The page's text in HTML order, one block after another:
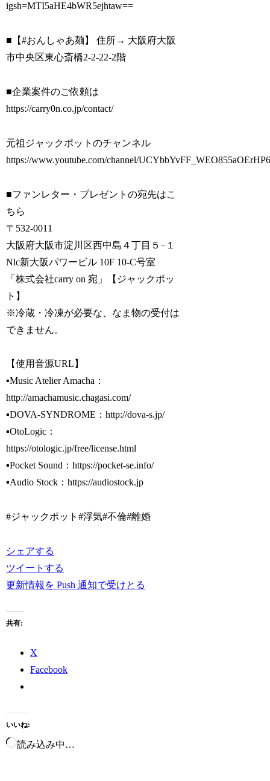
igsh=MTI5aHE4bWR5ejhtaw==
■【#おんしゃあ麺】 住所→ 大阪府大阪
市中央区東心斎橋2-2-22-2階
■企業案件のご依頼は
https://carry0n.co.jp/contact/
元祖ジャックポットのチャンネル
https://www.youtube.com/channel/
■ファンレター・プレゼントの宛先はこ
ちら
〒532-0011
大阪府大阪市淀川区西中島４丁目５−１
Nlc新大阪パワービル 10F 10-C号室
「株式会社carry on 宛」【ジャックポッ
ト】
※冷蔵・冷凍が必要な、なま物の受付は
できません。
【使用音源URL】
▪️Music Atelier Amacha：
http://amachamusic.chagasi.com/
▪️DOVA-SYNDROME：http://dova-s.jp/
▪️OtoLogic：
https://otologic.jp/free/license.html
▪️Pocket Sound：https://pocket-se.info/
▪️Audio Stock：https://audiostock.jp
#ジャックポット#浮気#不倫#離婚
シェアする
ツイートする
更新情報を Push 通知で受けとる
共有:
X
Facebook
いいね:
読み込み中…